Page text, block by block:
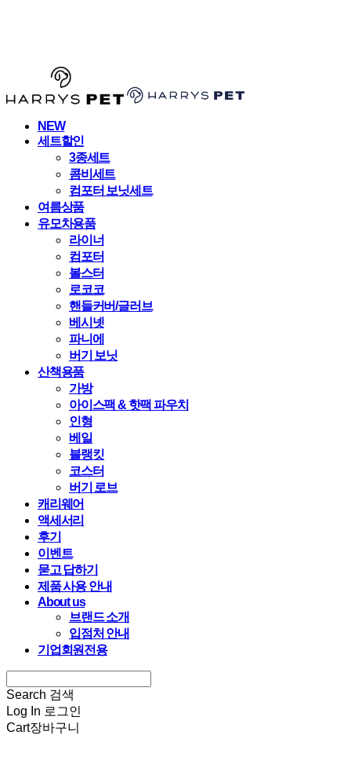
NEW
세트할인
3종세트
콤비세트
컴포터 보닛세트
여름상품
유모차용품
라이너
컴포터
볼스터
로코코
핸들커버/글러브
베시넷
파니에
버기 보닛
산책용품
가방
아이스팩 & 핫팩 파우치
인형
베일
블랭킷
코스터
버기 로브
캐리웨어
액세서리
후기
이벤트
묻고 답하기
제품 사용 안내
About us
브랜드 소개
입점처 안내
기업회원전용
Search 검색
Log In 로그인
Cart장바구니